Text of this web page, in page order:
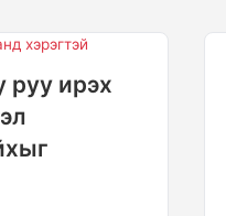
хэрэгтэй
руу ирэх